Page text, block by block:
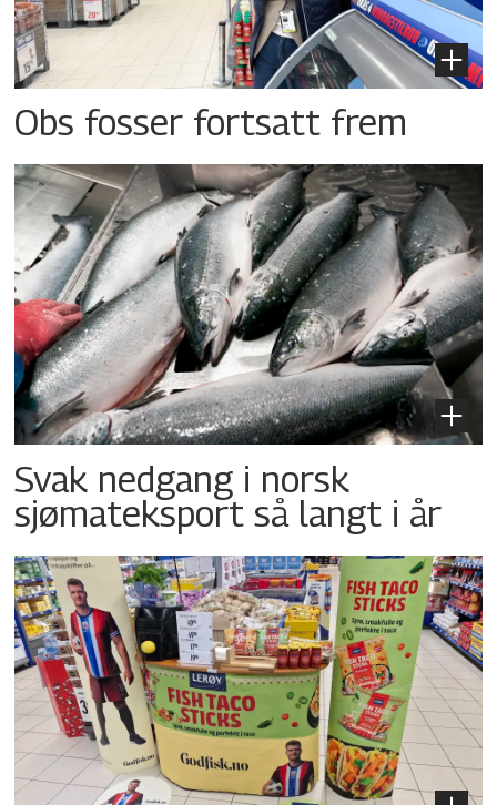
Obs fosser fortsatt frem
Svak nedgang i norsk
sjømateksport så langt i år